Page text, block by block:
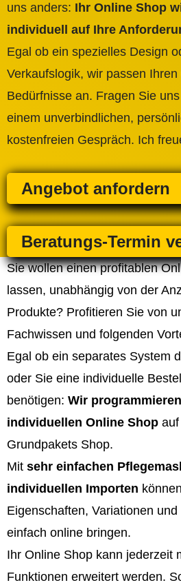
uns anders: Ihr Online Shop
individuell auf Ihre
Egal ob ein spezielles Design
Verkaufslogik, wir passen
Bedürfnisse an. Fragen Sie
einem unverbindlichen,
kostenfreien Gespräch. Ich
Angebot anfordern
Beratungs-Termin
Sie wollen einen profitablen
lassen, unabhängig von der
Produkte? Profitieren Sie von
Fachwissen und folgenden
Egal ob ein separates System
oder Sie eine individuelle
benötigen: Wir
individuellen Online Shop
Grundpakets Shop.
Mit sehr einfachen
individuellen Importen
Eigenschaften, Variationen
einfach online bringen.
Ihr Online Shop kann jederzeit
Funktionen erweitert werden.